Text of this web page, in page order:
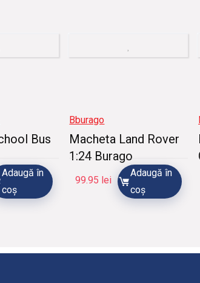
Bus
Adaugă în
coș
Bburago
Macheta Land Rover
1:24 Burago
99.95 lei
Adaugă în
coș